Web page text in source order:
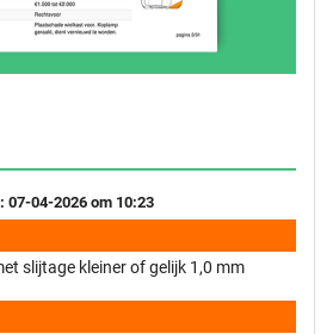
07-04-2026 om 10:23
slijtage kleiner of gelijk 1,0 mm